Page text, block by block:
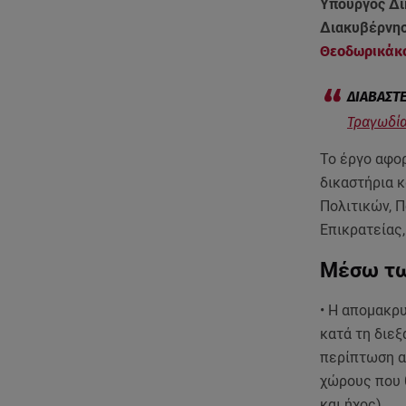
Υπουργός
Το έργο
δικαστήρια
Πολιτικών,
Μέσω
• Η
κατά τη
περίπτωση
χώρους που